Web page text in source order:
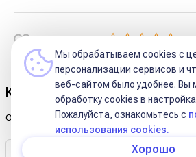
Комментарии
Оцените публикацию:
Мы обрабатываем cookies с
персонализации сервисов и
веб-сайтом было удобнее. Вы
обработку сookies в
Пожалуйста, ознакомьтесь с
использования cookies.
Хорошо